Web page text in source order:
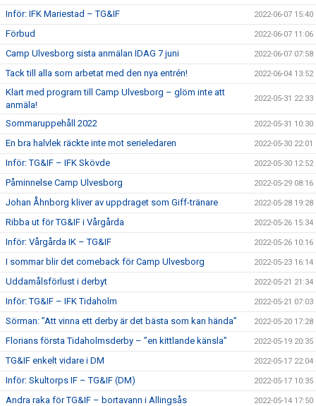
Inför: IFK Mariestad – TG&IF 2022-06-07 15:40
Förbud 2022-06-07 11:06
Camp Ulvesborg sista anmälan IDAG 7 juni 2022-06-07 07:58
Tack till alla som arbetat med den nya entrén! 2022-06-04 13:52
Klart med program till Camp Ulvesborg – glöm inte att
anmäla!
2022-05-31 22:33
Sommaruppehåll 2022 2022-05-31 10:30
En bra halvlek räckte inte mot serieledaren 2022-05-30 22:01
Inför: TG&IF – IFK Skövde 2022-05-30 12:52
Påminnelse Camp Ulvesborg 2022-05-29 08:16
Johan Åhnborg kliver av uppdraget som Giff-tränare 2022-05-28 19:28
Ribba ut för TG&IF i Vårgårda 2022-05-26 15:34
Inför: Vårgårda IK – TG&IF 2022-05-26 10:16
I sommar blir det comeback för Camp Ulvesborg 2022-05-23 16:14
Uddamålsförlust i derbyt 2022-05-21 21:34
Inför: TG&IF – IFK Tidaholm 2022-05-21 07:03
Sörman: ”Att vinna ett derby är det bästa som kan hända” 2022-05-20 17:28
Florians första Tidaholmsderby – ”en kittlande känsla” 2022-05-19 20:35
TG&IF enkelt vidare i DM 2022-05-17 22:04
Inför: Skultorps IF – TG&IF (DM) 2022-05-17 10:35
Andra raka för TG&IF – bortavann i Allingsås 2022-05-14 17:50